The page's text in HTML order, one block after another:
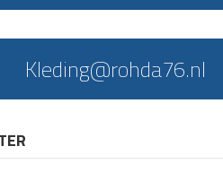
Kleding@rohda76.nl